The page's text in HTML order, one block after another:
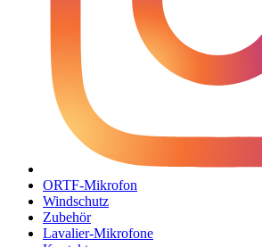
ORTF-Mikrofon
Windschutz
Zubehör
Lavalier-Mikrofone